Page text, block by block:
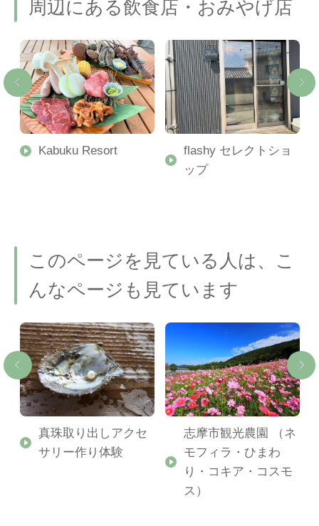
周辺にある飲食店・おみやげ店
Kabuku Resort
flashy セレクトショ
ップ
このページを見ている人は、こ
んなページも見ています
真珠取り出しアクセ
サリー作り体験
志摩市観光農園 （ネ
モフィラ・ひまわ
り・コキア・コスモ
ス）